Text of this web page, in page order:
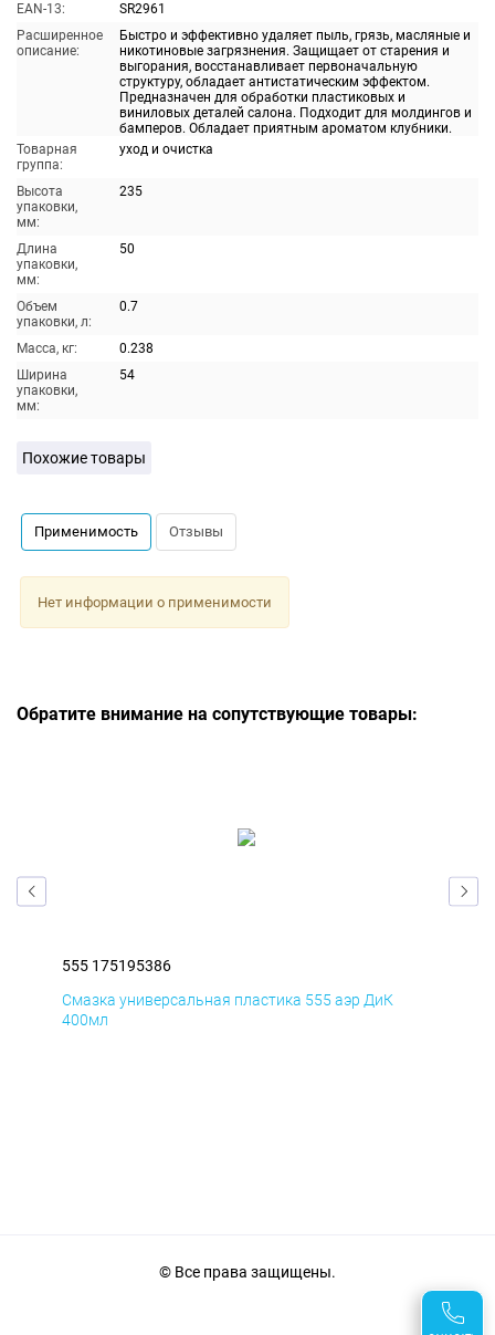
EAN-13:
SR2961
Расширенное
описание:
Быстро и эффективно удаляет пыль, грязь, масляные и
никотиновые загрязнения. Защищает от старения и
выгорания, восстанавливает первоначальную
структуру, обладает антистатическим эффектом.
Предназначен для обработки пластиковых и
виниловых деталей салона. Подходит для молдингов и
бамперов. Обладает приятным ароматом клубники.
Товарная
группа:
уход и очистка
Высота
упаковки,
мм:
235
Длина
упаковки,
мм:
50
Объем
упаковки, л:
0.7
Масса, кг:
0.238
Ширина
упаковки,
мм:
54
Похожие товары
Применимость Отзывы
Нет информации о применимости
Обратите внимание на сопутствующие товары:
555 175195386
Смазка универсальная пластика 555 аэр ДиК
400мл
© Все права защищены.